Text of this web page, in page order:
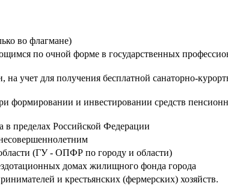
во флагмане)
по очной форме в государственных
учет для получения бесплатной санаторно-
формировании и инвестировании средств
в пределах Российской Федерации
(ГУ - ОПФР по городу и области)
домах жилищного фонда города
и крестьянских (фермерских) хозяйств.